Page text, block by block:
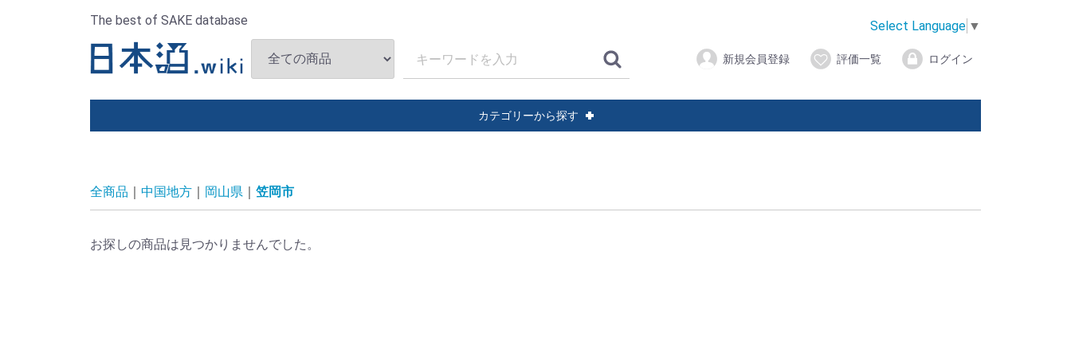
The best of SAKE database Select Language ▼
新規会員登録 評価一覧 ログイン
カテゴリーから探す
全商品 中国地方 岡山県 笠岡市
お探しの商品は見つかりませんでした。